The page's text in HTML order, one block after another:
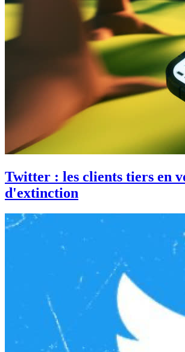
Twitter : les clients tiers en
d'extinction